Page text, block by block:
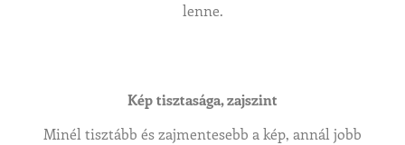
lenne.
Kép tisztasága, zajszint
Minél tisztább és zajmentesebb a kép, annál jobb